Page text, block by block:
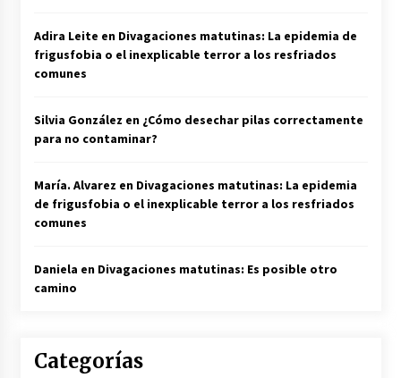
Adira Leite en Divagaciones matutinas: La epidemia de
frigusfobia o el inexplicable terror a los resfriados
comunes
Silvia González en ¿Cómo desechar pilas correctamente
para no contaminar?
María. Alvarez en Divagaciones matutinas: La epidemia
de frigusfobia o el inexplicable terror a los resfriados
comunes
Daniela en Divagaciones matutinas: Es posible otro
camino
Categorías